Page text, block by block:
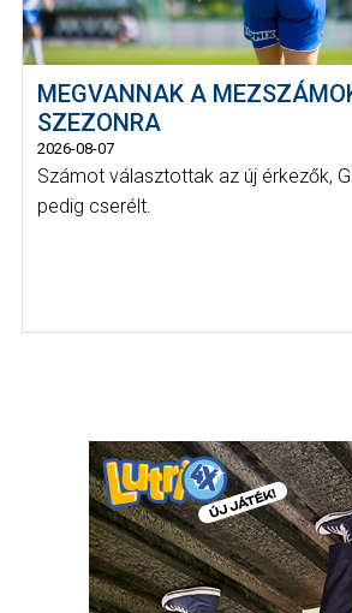
MEGVANNAK A
SZEZONRA
2026-08-07
Számot választottak az új érkezők,
pedig cserélt.